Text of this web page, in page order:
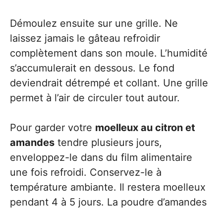
Démoulez ensuite sur une grille. Ne
laissez jamais le gâteau refroidir
complètement dans son moule. L’humidité
s’accumulerait en dessous. Le fond
deviendrait détrempé et collant. Une grille
permet à l’air de circuler tout autour.
Pour garder votre moelleux au citron et
amandes tendre plusieurs jours,
enveloppez-le dans du film alimentaire
une fois refroidi. Conservez-le à
température ambiante. Il restera moelleux
pendant 4 à 5 jours. La poudre d’amandes